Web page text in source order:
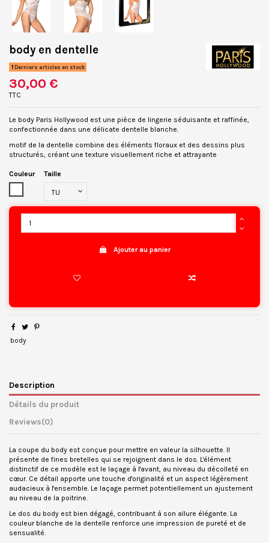
body en dentelle
Derniers articles en stock
30,00 €
TTC
Le body Paris Hollywood est une pièce de lingerie séduisante et raffinée,
confectionnée dans une délicate dentelle blanche.
motif de la dentelle combine des éléments floraux et des dessins plus
structurés, créant une texture visuellement riche et attrayante
Couleur
Taille
Ajouter au panier
body
Description
Détails du produit
Reviews(0)
La coupe du body est conçue pour mettre en valeur la silhouette. Il
présente de fines bretelles qui se rejoignent dans le dos. L'élément
distinctif de ce modèle est le laçage à l'avant, au niveau du décolleté en
cœur. Ce détail apporte une touche d'originalité et un aspect légèrement
audacieux à l'ensemble. Le laçage permet potentiellement un ajustement
au niveau de la poitrine.
Le dos du body est bien dégagé, contribuant à son allure élégante. La
couleur blanche de la dentelle renforce une impression de pureté et de
sensualité.